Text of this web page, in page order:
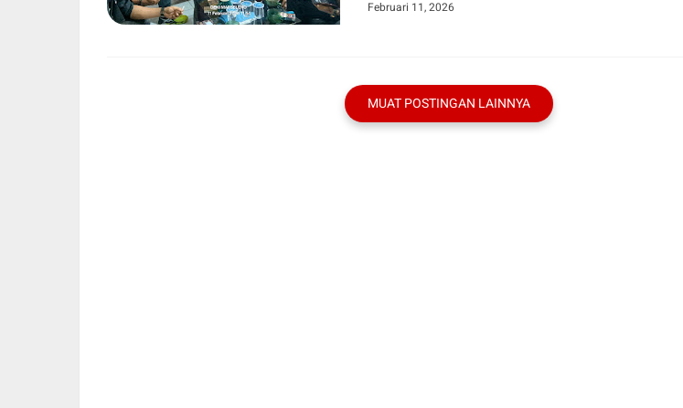
Februari 11, 2026
MUAT POSTINGAN LAINNYA